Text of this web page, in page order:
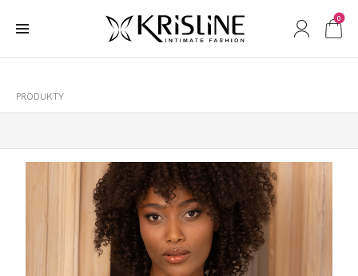
0
PRODUKTY